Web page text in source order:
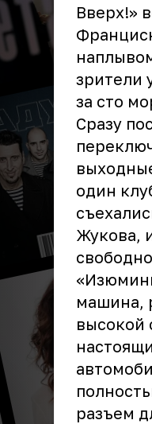
Вверх!»
зрители
за сто
Сразу
один
Жукова,
машина,
высокой
разъем